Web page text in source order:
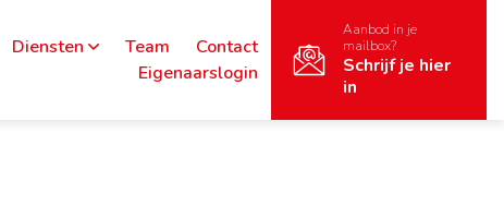
Diensten Team
Contact
Eigenaarslogin
Aanbod in je
mailbox?
Schrijf je hier
in